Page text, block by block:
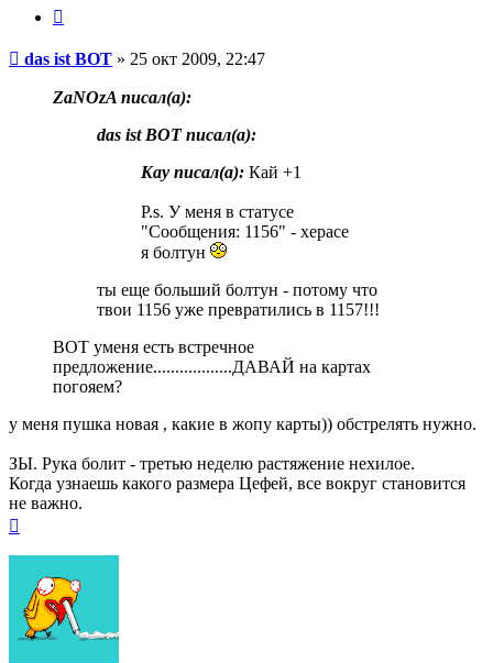
ist
Сообщение
das ist BOT » 25 окт 2009, 22:47
ZaNOzA писал(a):
das ist BOT писал(a):
Kay писал(a): Кай +1
P.s. У меня в статусе
"Сообщения: 1156" - херасе
я болтун
ты еще больший болтун - потому что
твои 1156 уже превратились в 1157!!!
BOT уменя есть встречное
предложение..................ДАВАЙ на картах
погояем?
у меня пушка новая , какие в жопу карты)) обстрелять нужно.
ЗЫ. Рука болит - третью неделю растяжение нехилое.
Когда узнаешь какого размера Цефей, все вокруг становится
не важно.
началу